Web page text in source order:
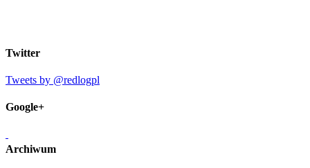
Twitter
Tweets by @redlogpl
Google+
Archiwum